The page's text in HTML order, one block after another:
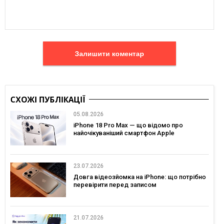
Залишити коментар
СХОЖІ ПУБЛІКАЦІЇ
05.08.2026
iPhone 18 Pro Max — що відомо про
найочікуваніший смартфон Apple
23.07.2026
Довга відеозйомка на iPhone: що потрібно
перевірити перед записом
21.07.2026